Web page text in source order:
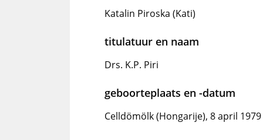
Katalin Piroska (Kati)
titulatuur en naam
Drs. K.P. Piri
geboorteplaats en -datum
Celldömölk (Hongarije), 8 april 1979